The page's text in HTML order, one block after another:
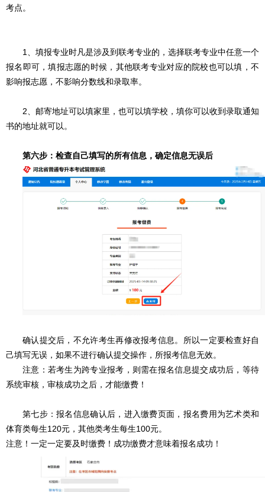
考点。
1、填报专业时凡是涉及到联考专业的，选择联考专业中任意一个
报名即可，填报志愿的时候，其他联考专业对应的院校也可以填，不
影响报志愿，不影响分数线和录取率。
2、邮寄地址可以填家里，也可以填学校，填你可以收到录取通知
书的地址就可以。
第六步：检查自己填写的所有信息，确定信息无误后
确认提交后，不允许考生再修改报考信息。所以一定要检查好自
己填写无误，如果不进行确认提交操作，所报考信息无效。
注意：若考生为跨专业报考，则需在报名信息提交成功后，等待
系统审核，审核成功之后，才能缴费！
第七步：报名信息确认后，进入缴费页面，报名费用为艺术类和
体育类每生120元，其他类考生每生100元。
注意！一定一定要及时缴费！成功缴费才意味着报名成功！